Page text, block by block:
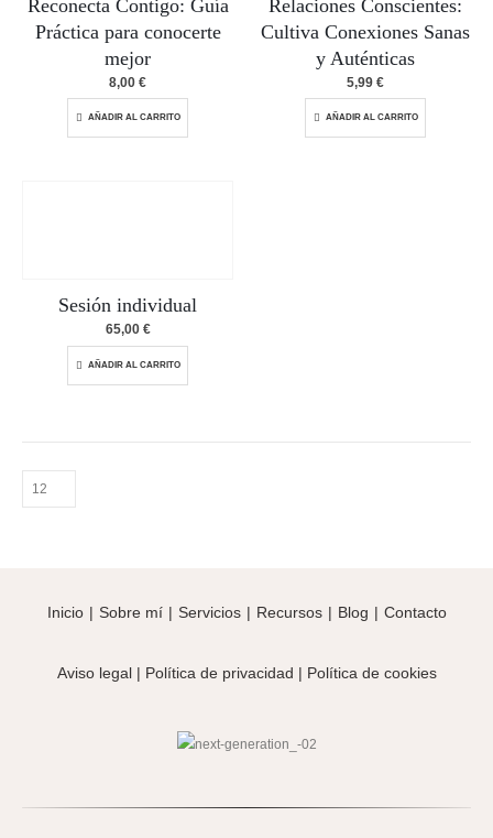
Reconecta Contigo: Guía
Práctica para conocerte
mejor
8,00 €
AÑADIR AL CARRITO
Relaciones Conscientes:
Cultiva Conexiones Sanas
y Auténticas
5,99 €
AÑADIR AL CARRITO
Sesión individual
65,00 €
AÑADIR AL CARRITO
Inicio | Sobre mí | Servicios | Recursos | Blog | Contacto
Aviso legal| Política de privacidad | Política de cookies